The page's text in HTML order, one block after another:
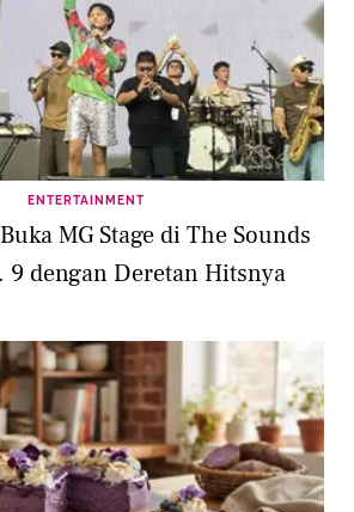
ENTERTAINMENT
MG Stage di The Sounds
9 dengan Deretan Hitsnya